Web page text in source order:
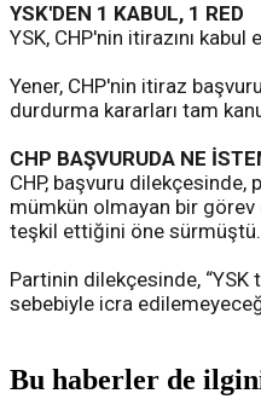
YSK'DEN 1 KABUL, 1 RED
YSK, CHP'nin itirazını
Yener, CHP'nin itiraz
durdurma kararları tam
CHP BAŞVURUDA NE
CHP, başvuru dilekçesinde,
mümkün olmayan bir görev
teşkil ettiğini öne sürmüştü.
Partinin dilekçesinde, “YSK
sebebiyle icra
Bu haberler de